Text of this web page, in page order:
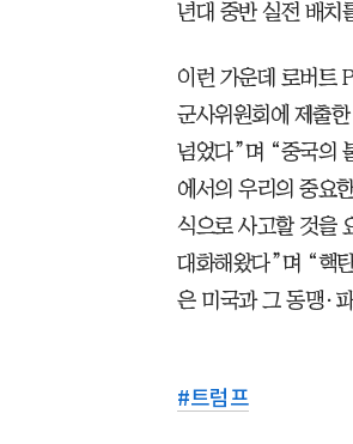
년대 중반 실전 배
이런 가운데 로버트
군사위원회에 제출
넘었다”며 “중국의
에서의 우리의 중요
식으로 사고할 것을
대화해왔다”며 “핵
은 미국과 그 동맹·
#트럼프